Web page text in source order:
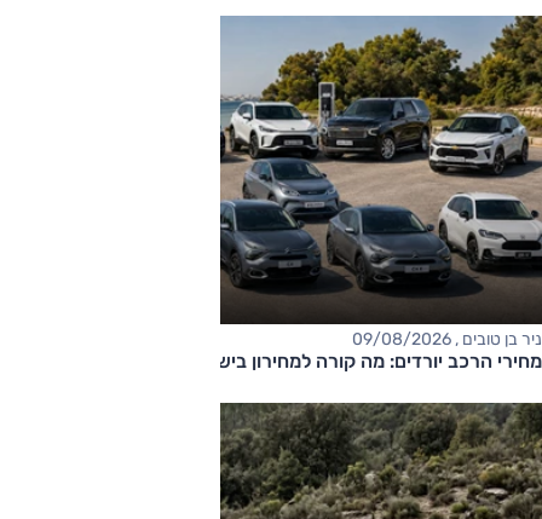
ניר בן טובים , 09/08/2026
מחירי הרכב יורדים: מה קורה למחירון בישראל?